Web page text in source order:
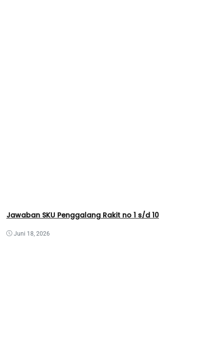
Jawaban SKU Penggalang Rakit no 1 s/d 10
Juni 18, 2026